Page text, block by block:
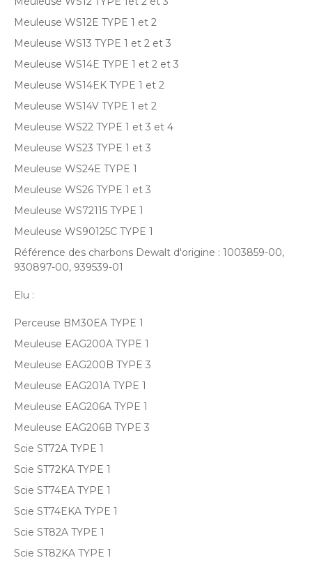
Meuleuse WS12E TYPE 1 et 2
Meuleuse WS13 TYPE 1 et 2 et 3
Meuleuse WS14E TYPE 1 et 2 et 3
Meuleuse WS14EK TYPE 1 et 2
Meuleuse WS14V TYPE 1 et 2
Meuleuse WS22 TYPE 1 et 3 et 4
Meuleuse WS23 TYPE 1 et 3
Meuleuse WS24E TYPE 1
Meuleuse WS26 TYPE 1 et 3
Meuleuse WS72115 TYPE 1
Meuleuse WS90125C TYPE 1
Référence des charbons Dewalt d'origine : 1003859-00,
930897-00, 939539-01
Elu :
Perceuse BM30EA TYPE 1
Meuleuse EAG200A TYPE 1
Meuleuse EAG200B TYPE 3
Meuleuse EAG201A TYPE 1
Meuleuse EAG206A TYPE 1
Meuleuse EAG206B TYPE 3
Scie ST72A TYPE 1
Scie ST72KA TYPE 1
Scie ST74EA TYPE 1
Scie ST74EKA TYPE 1
Scie ST82A TYPE 1
Scie ST82KA TYPE 1